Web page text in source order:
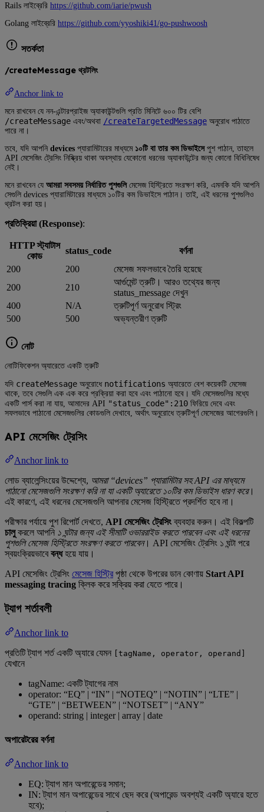
Rails লাইব্রেরি https://github.com/iarie/pwush
Golang লাইব্রেরি https://github.com/yyoshiki41/go-pushwoosh
সতর্কতা
/createMessage থ্রটলিং
Anchor link to
মনে রাখবেন যে নন-এন্টারপ্রাইজ অ্যাকাউন্টগুলি প্রতি মিনিটে ৬০০ টির বেশি
/createMessage এবং/অথবা /createTargetedMessage অনুরোধ পাঠাতে
পারে না।
তবে, যদি আপনি devices প্যারামিটারের মাধ্যমে ১০টি বা তার কম ডিভাইসেপুশ পাঠান, তাহলে
API মেসেজিং ট্রেসিং নিষ্ক্রিয় থাকা অবস্থায় যেকোনো ধরনের অ্যাকাউন্টের জন্য কোনো বিধিনিষেধ
নেই।
মনে রাখবেন যে আমরা সবসময় নির্ধারিত পুশগুলিমেসেজ হিস্ট্রিতে সংরক্ষণ করি, এমনকি যদি আপনি
সেগুলি devices প্যারামিটারের মাধ্যমে ১০টির কম ডিভাইসে পাঠান। তাই, এই ধরনের পুশগুলিও
থ্রটল করা হয়।
প্রতিক্রিয়া (Response):
HTTP স্ট্যাটাস
কোড
status_code
বর্ণনা
200
200
মেসেজ সফলভাবে তৈরি হয়েছে
200
210
আর্গুমেন্ট ত্রুটি। আরও তথ্যের জন্য
status_message দেখুন
400
N/A
ত্রুটিপূর্ণ অনুরোধ স্ট্রিং
500
500 অভ্যন্তরীণ ত্রুটি
নোট
নোটিফিকেশন অ্যারেতে একটি ত্রুটি
যদি createMessage অনুরোধে notifications অ্যারেতে বেশ কয়েকটি মেসেজ
থাকে, তবে সেগুলি এক এক করে প্রক্রিয়া করা হবে এবং পাঠানো হবে। যদি মেসেজগুলির মধ্যে
একটি পার্স করা না যায়, আমাদের API "status_code":210 ফিরিয়ে দেবে এবং
সফলভাবে পাঠানো মেসেজগুলির কোডগুলি দেখাবে, অর্থাৎ অনুরোধে ত্রুটিপূর্ণ মেসেজের আগেরগুলি।
API মেসেজিং ট্রেসিং
Anchor link to
লোড ব্যালেন্সিংয়ের উদ্দেশ্যে, আমরা “devices” প্যারামিটার সহ API এর মাধ্যমে
পাঠানো মেসেজগুলি সংরক্ষণ করি না যা একটি অ্যারেতে ১০টির কম ডিভাইস ধারণ করে।
এই কারণে, এই ধরনের মেসেজগুলি আপনার মেসেজ হিস্ট্রিতে প্রদর্শিত হবে না।
পরীক্ষার পর্যায়ে পুশ রিপোর্ট দেখতে, API মেসেজিং ট্রেসিংব্যবহার করুন। এই বিকল্পটি
চালুকরলে আপনি ১ ঘন্টার জন্য এই সীমাটি ওভাররাইড করতে পারবেন এবং এই ধরনের
পুশগুলি মেসেজ হিস্ট্রিতে সংরক্ষণ করতে পারবেন। API মেসেজিং ট্রেসিং ১ ঘন্টা পরে
স্বয়ংক্রিয়ভাবেবন্ধহয়ে যায়।
API মেসেজিং ট্রেসিং মেসেজ হিস্ট্রিপৃষ্ঠা থেকে উপরের ডান কোণায় Start API
messaging tracing ক্লিক করে সক্রিয় করা যেতে পারে।
ট্যাগ শর্তাবলী
Anchor link to
প্রতিটি ট্যাগ শর্ত একটি অ্যারে যেমন
[tagName, operator, operand]
যেখানে
tagName: একটি ট্যাগের নাম
operator: “EQ” | “IN” | “NOTEQ” | “NOTIN” | “LTE” |
“GTE” | “BETWEEN” | “NOTSET” | “ANY”
operand: string | integer | array | date
অপারেটরের বর্ণনা
Anchor link to
EQ: ট্যাগ মান অপারেন্ডের সমান;
IN: ট্যাগ মান অপারেন্ডের সাথে ছেদ করে (অপারেন্ড অবশ্যই একটি অ্যারে হতে
হবে);